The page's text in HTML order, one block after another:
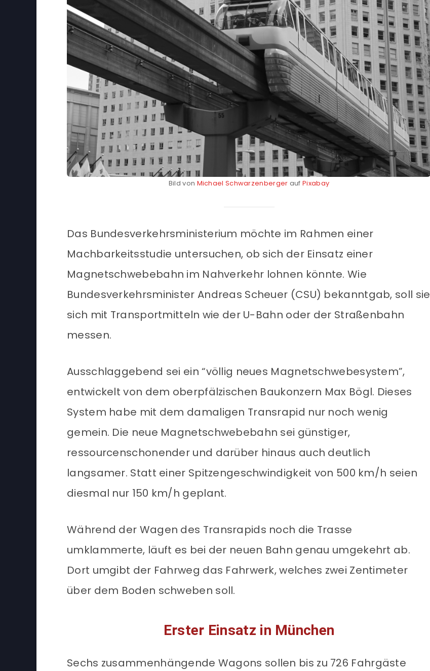
Bild von Michael Schwarzenberger auf Pixabay
Das Bundesverkehrsministerium möchte im Rahmen einer
Machbarkeitsstudie untersuchen, ob sich der Einsatz einer
Magnetschwebebahn im Nahverkehr lohnen könnte. Wie
Bundesverkehrsminister Andreas Scheuer (CSU) bekanntgab, soll sie
sich mit Transportmitteln wie der U-Bahn oder der Straßenbahn
messen.
Ausschlaggebend sei ein “völlig neues Magnetschwebesystem”,
entwickelt von dem oberpfälzischen Baukonzern Max Bögl. Dieses
System habe mit dem damaligen Transrapid nur noch wenig
gemein. Die neue Magnetschwebebahn sei günstiger,
ressourcenschonender und darüber hinaus auch deutlich
langsamer. Statt einer Spitzengeschwindigkeit von 500 km/h seien
diesmal nur 150 km/h geplant.
Während der Wagen des Transrapids noch die Trasse
umklammerte, läuft es bei der neuen Bahn genau umgekehrt ab.
Dort umgibt der Fahrweg das Fahrwerk, welches zwei Zentimeter
über dem Boden schweben soll.
Erster Einsatz in München
Sechs zusammenhängende Wagons sollen bis zu 726 Fahrgäste